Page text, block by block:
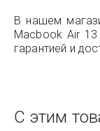
В нашем
Macbook Air
гарантией и
С этим